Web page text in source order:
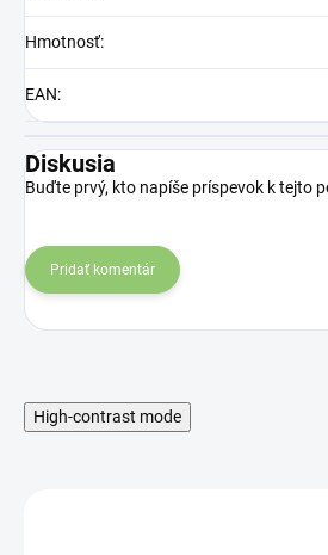
Hmotnosť:
EAN:
Diskusia
Buďte prvý, kto napíše príspevok k tejto
Pridať komentár
High-contrast mode